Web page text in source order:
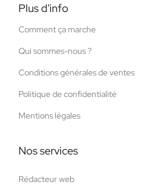
Plus d'info
Comment ça marche
Qui sommes-nous ?
Conditions générales de ventes
Politique de confidentialité
Mentions légales
Nos services
Rédacteur web